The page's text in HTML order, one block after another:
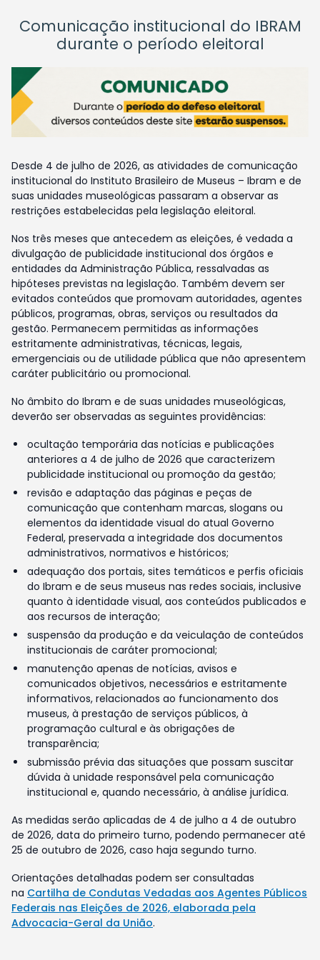
Comunicação institucional do IBRAM
durante o período eleitoral
Desde 4 de julho de 2026, as atividades de comunicação
institucional do Instituto Brasileiro de Museus – Ibram e de
suas unidades museológicas passaram a observar as
restrições estabelecidas pela legislação eleitoral.
Nos três meses que antecedem as eleições, é vedada a
divulgação de publicidade institucional dos órgãos e
entidades da Administração Pública, ressalvadas as
hipóteses previstas na legislação. Também devem ser
evitados conteúdos que promovam autoridades, agentes
públicos, programas, obras, serviços ou resultados da
gestão. Permanecem permitidas as informações
estritamente administrativas, técnicas, legais,
emergenciais ou de utilidade pública que não apresentem
caráter publicitário ou promocional.
No âmbito do Ibram e de suas unidades museológicas,
deverão ser observadas as seguintes providências:
ocultação temporária das notícias e publicações
anteriores a 4 de julho de 2026 que caracterizem
publicidade institucional ou promoção da gestão;
revisão e adaptação das páginas e peças de
comunicação que contenham marcas, slogans ou
elementos da identidade visual do atual Governo
Federal, preservada a integridade dos documentos
administrativos, normativos e históricos;
adequação dos portais, sites temáticos e perfis oficiais
do Ibram e de seus museus nas redes sociais, inclusive
quanto à identidade visual, aos conteúdos publicados e
aos recursos de interação;
suspensão da produção e da veiculação de conteúdos
institucionais de caráter promocional;
manutenção apenas de notícias, avisos e
comunicados objetivos, necessários e estritamente
informativos, relacionados ao funcionamento dos
museus, à prestação de serviços públicos, à
programação cultural e às obrigações de
transparência;
submissão prévia das situações que possam suscitar
dúvida à unidade responsável pela comunicação
institucional e, quando necessário, à análise jurídica.
As medidas serão aplicadas de 4 de julho a 4 de outubro
de 2026, data do primeiro turno, podendo permanecer até
25 de outubro de 2026, caso haja segundo turno.
Orientações detalhadas podem ser consultadas
na Cartilha de Condutas Vedadas aos Agentes Públicos
Federais nas Eleições de 2026, elaborada pela
Advocacia-Geral da União.